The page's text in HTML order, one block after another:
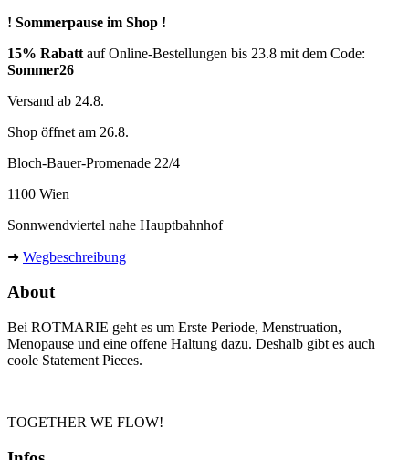
! Sommerpause im Shop !
15% Rabatt auf Online-Bestellungen bis 23.8 mit dem Code:
Sommer26
Versand ab 24.8.
Shop öffnet am 26.8.
Bloch-Bauer-Promenade 22/4
1100 Wien
Sonnwendviertel nahe Hauptbahnhof
➜ Wegbeschreibung
About
Bei ROTMARIE geht es um Erste Periode, Menstruation,
Menopause und eine offene Haltung dazu. Deshalb gibt es auch
coole Statement Pieces.
TOGETHER WE FLOW!